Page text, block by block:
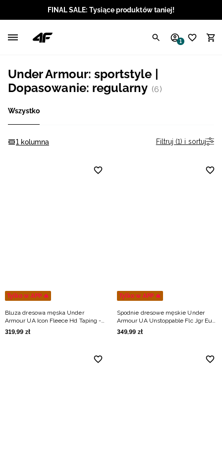
FINAL SALE: Tysiące produktów taniej!
1
Under Armour: sportstyle |
Dopasowanie: regularny (6)
Wszystko
1 kolumna Filtruj (1) i sortuj
Tylko w APP 🔥
Bluza dresowa męska Under
Armour UA Icon Fleece Hd Taping -
khaki
319,99 zł
Tylko w APP 🔥
Spodnie dresowe męskie Under
Armour UA Unstoppable Flc Jgr Eu -
zielone
349,99 zł
Angielski / USD